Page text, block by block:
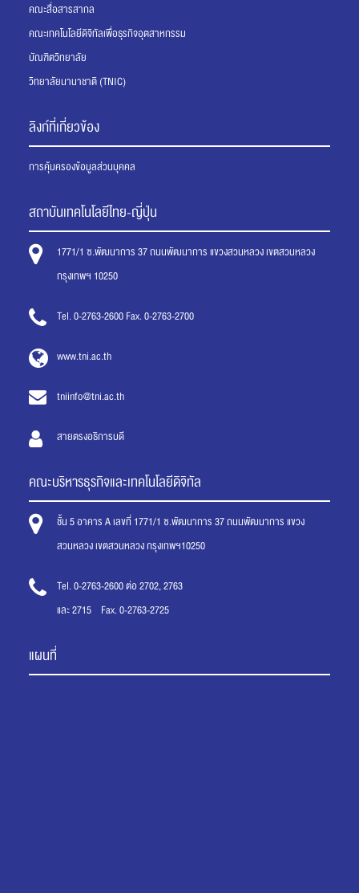
คณะสื่อสารสากล
คณะเทคโนโลยีดิจิทัลเพื่อธุรกิจอุตสาหกรรม
บัณฑิตวิทยาลัย
วิทยาลัยนานาชาติ (TNIC)
ลิงก์ที่เกี่ยวข้อง
การคุ้มครองข้อมูลส่วนบุคคล
สถาบันเทคโนโลยีไทย-ญี่ปุ่น
1771/1 ซ.พัฒนาการ 37 ถนนพัฒนาการ แขวงสวนหลวง เขตสวนหลวง
กรุงเทพฯ 10250
Tel. 0-2763-2600 Fax. 0-2763-2700
www.tni.ac.th
tniinfo@tni.ac.th
สายตรงอธิการบดี
คณะบริหารธุรกิจและเทคโนโลยีดิจิทัล
ชั้น 5 อาคาร A เลขที่ 1771/1 ซ.พัฒนาการ 37 ถนนพัฒนาการ แขวง
สวนหลวง เขตสวนหลวง กรุงเทพฯ10250
Tel. 0-2763-2600 ต่อ 2702, 2763
และ 2715 Fax. 0-2763-2725
แผนที่